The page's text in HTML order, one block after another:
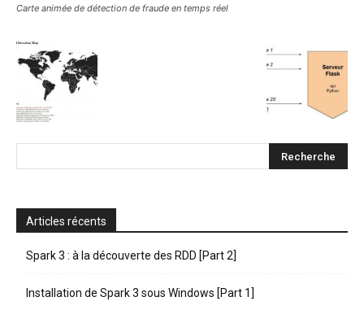
Carte animée de détection de fraude en temps réel
Articles récents
Spark 3 : à la découverte des RDD [Part 2]
Installation de Spark 3 sous Windows [Part 1]